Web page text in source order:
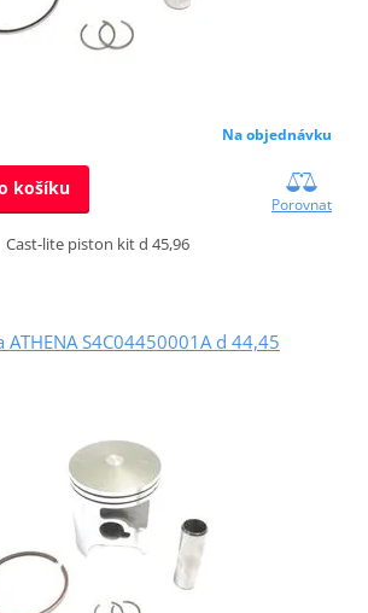
Na objednávku
košíku
Porovnat
Cast-lite piston kit d 45,96
ATHENA S4C04450001A d 44,45